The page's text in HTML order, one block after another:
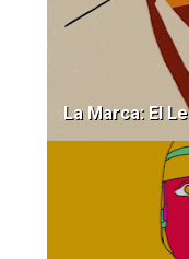
La Marca: El